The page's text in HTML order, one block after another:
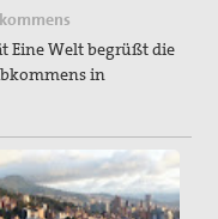
Eine Welt begrüßt die
in